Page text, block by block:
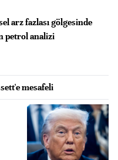
arz fazlası gölgesinde
petrol analizi
mesafeli